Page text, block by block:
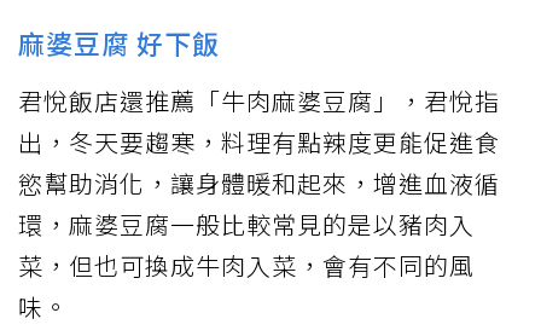
麻婆豆腐 好下飯
君悅飯店還推薦「牛肉麻婆豆腐」，君悅指
出，冬天要趨寒，料理有點辣度更能促進食
慾幫助消化，讓身體暖和起來，增進血液循
環，麻婆豆腐一般比較常見的是以豬肉入
菜，但也可換成牛肉入菜，會有不同的風
味。